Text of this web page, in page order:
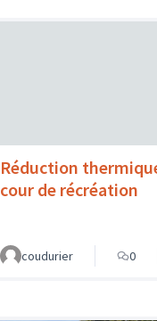
Réduction
cour de récréation
coudurier 0